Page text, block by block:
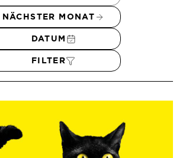
NÄCHSTER MONAT
DATUM
FILTER